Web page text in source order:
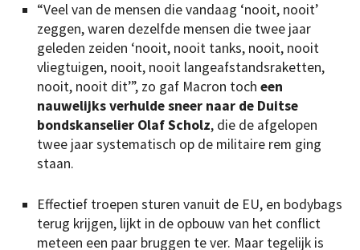
“Veel van de mensen die vandaag ‘nooit, nooit’
zeggen, waren dezelfde mensen die twee jaar
geleden zeiden ‘nooit, nooit tanks, nooit, nooit
vliegtuigen, nooit, nooit langeafstandsraketten,
nooit, nooit dit’”, zo gaf Macron toch een
nauwelijks verhulde sneer naar de Duitse
bondskanselier Olaf Scholz, die de afgelopen
twee jaar systematisch op de militaire rem ging
staan.
Effectief troepen sturen vanuit de EU, en bodybags
terug krijgen, lijkt in de opbouw van het conflict
meteen een paar bruggen te ver. Maar tegelijk is